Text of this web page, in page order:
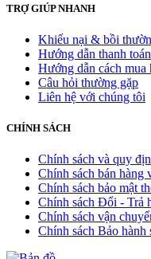
TRỢ GIÚP NHANH
Khiếu nại & bồi
Hướng dẫn thanh toán
Hướng dẫn cách mua
Câu hỏi thường gặp
Liên hệ với chúng tôi
CHÍNH SÁCH
Chính sách và quy
Chính sách bán hàng
Chính sách bảo mật
Chính sách Đổi - Trả
Chính sách vận
Chính sách Bảo hành